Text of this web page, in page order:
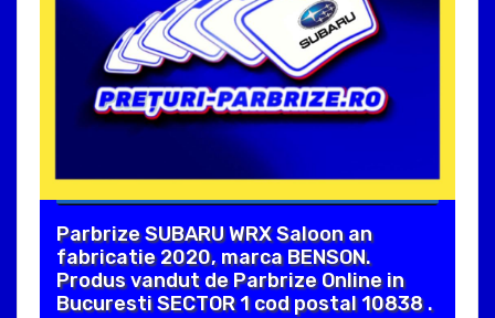
Parbrize SUBARU WRX Saloon an
fabricatie 2020, marca BENSON.
Produs vandut de Parbrize Online in
Bucuresti SECTOR 1 cod postal 10838 .